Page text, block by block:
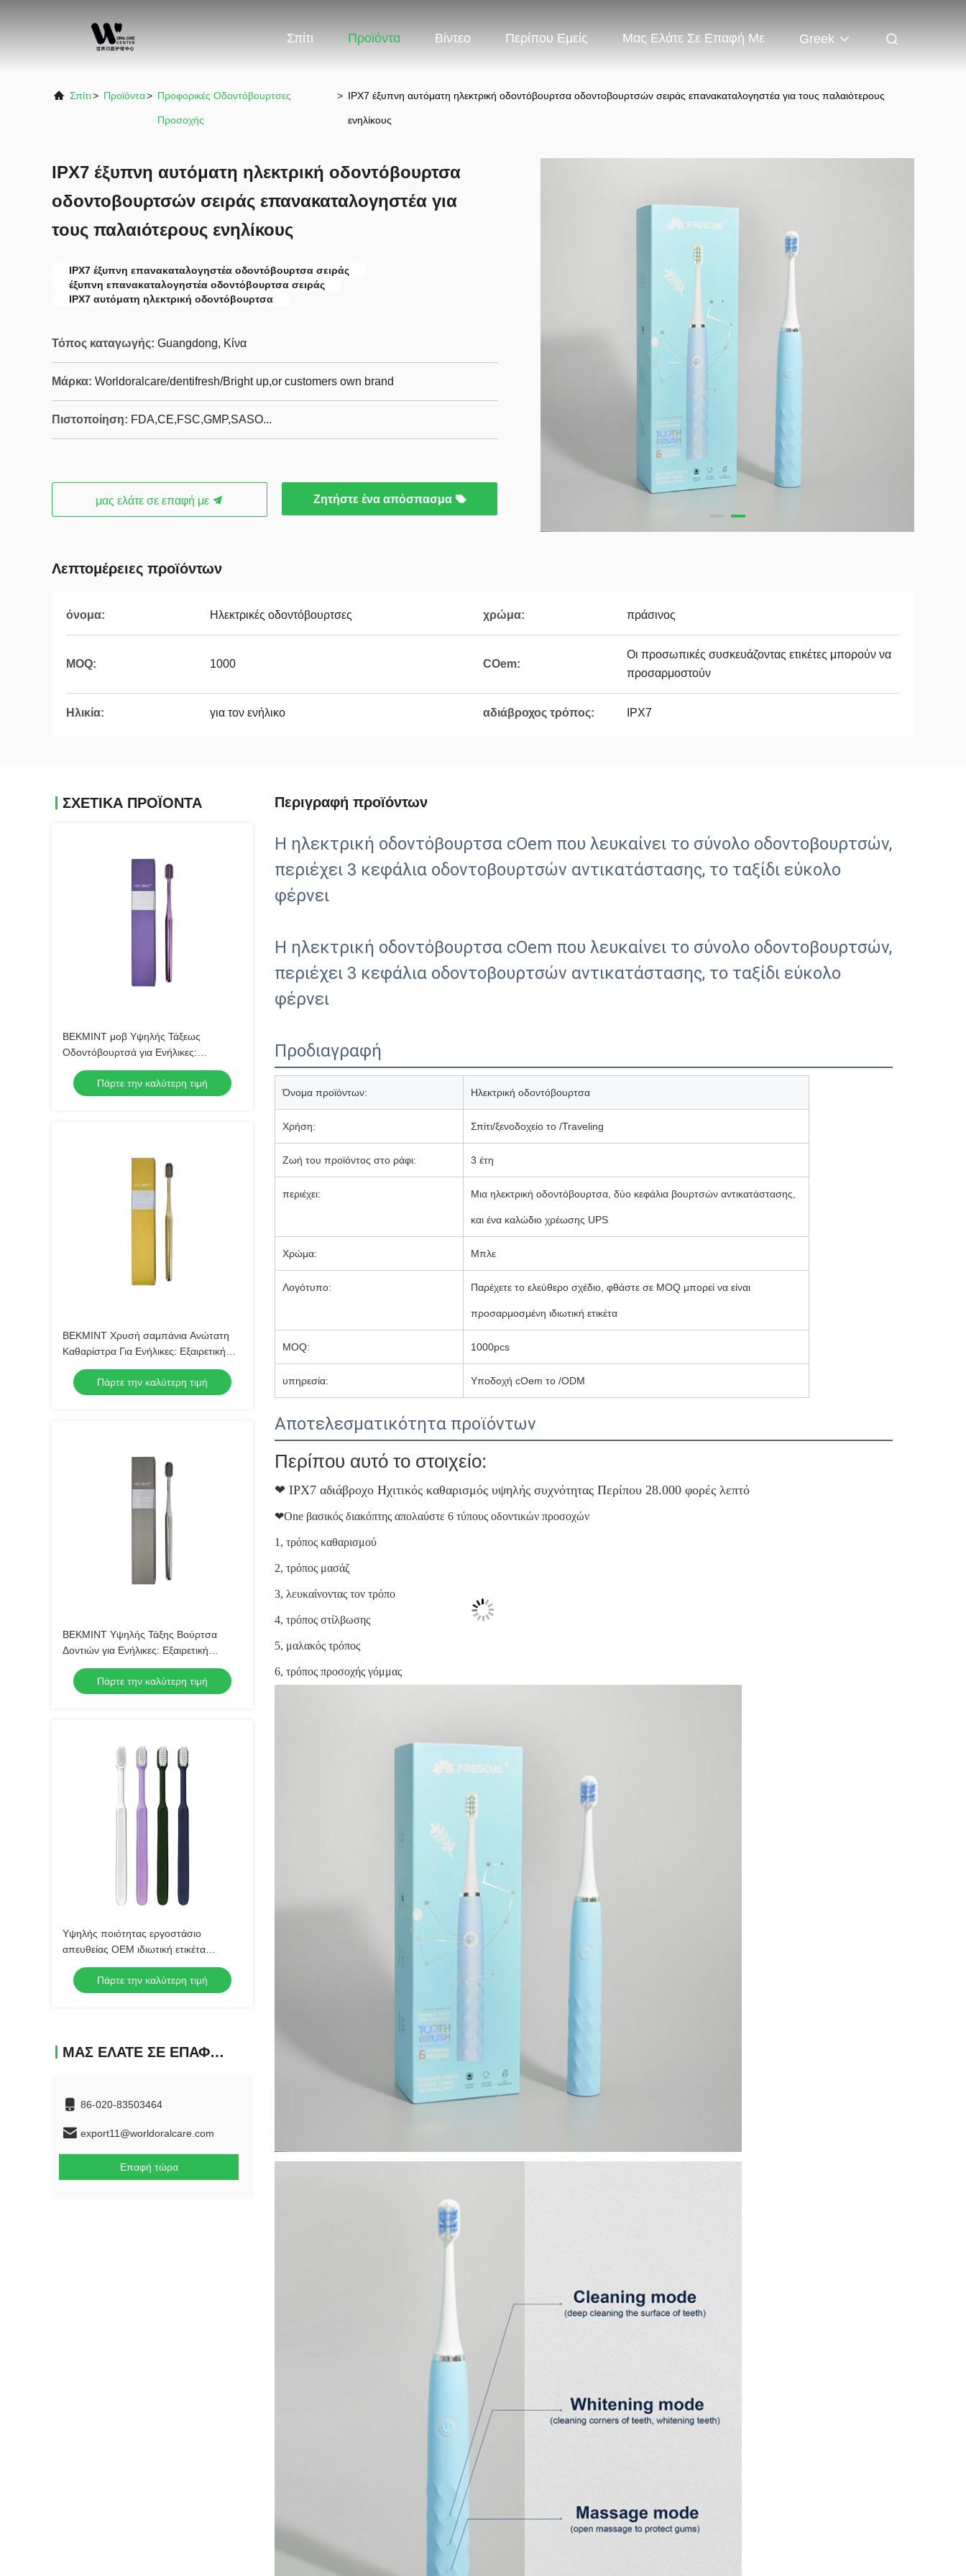
Σπίτι Προϊόντα Βίντεο Περίπου Εμείς Μας Ελάτε Σε Επαφή Με Greek
Σπίτι> Προϊόντα> Προφορικές Οδοντόβουρτσες
Προσοχής
> IPX7 έξυπνη αυτόματη ηλεκτρική οδοντόβουρτσα οδοντοβουρτσών σειράς επανακαταλογηστέα για τους παλαιότερους
ενηλίκους
IPX7 έξυπνη αυτόματη ηλεκτρική οδοντόβουρτσα
οδοντοβουρτσών σειράς επανακαταλογηστέα για
τους παλαιότερους ενηλίκους
IPX7 έξυπνη επανακαταλογηστέα οδοντόβουρτσα σειράς
έξυπνη επανακαταλογηστέα οδοντόβουρτσα σειράς
IPX7 αυτόματη ηλεκτρική οδοντόβουρτσα
Τόπος καταγωγής: Guangdong, Κίνα
Μάρκα: Worldoralcare/dentifresh/Bright up,or customers own brand
Πιστοποίηση: FDA,CE,FSC,GMP,SASO...
μας ελάτε σε επαφή με Ζητήστε ένα απόσπασμα
Λεπτομέρειες προϊόντων
όνομα: Ηλεκτρικές οδοντόβουρτσες χρώμα: πράσινος
MOQ: 1000 COem:
Οι προσωπικές συσκευάζοντας ετικέτες μπορούν να
προσαρμοστούν
Ηλικία: για τον ενήλικο αδιάβροχος τρόπος: IPX7
ΣΧΕΤΙΚΆ ΠΡΟΪΌΝΤΑ
ΒΕΚΜΙΝΤ μοβ Υψηλής Τάξεως
Οδοντόβουρτσά για Ενήλικες:
Εξαιρετικό Σχεδιασμό για Εξαιρετική
στοματική Υγιεινή, Ιδανική για Ημερήσια
Χρήση
Πάρτε την καλύτερη τιμή
ΒΕΚΜΙΝΤ Χρυσή σαμπάνια Ανώτατη
Καθαρίστρα Για Ενήλικες: Εξαιρετική
σχεδίαση για ανώτερη στοματική
υγιεινή, ιδανική για καθημερινή χρήση
Πάρτε την καλύτερη τιμή
ΒΕΚΜΙΝΤ Υψηλής Τάξης Βούρτσα
Δοντιών για Ενήλικες: Εξαιρετική
σχεδίαση για ανώτερη στοματική
υγιεινή, τέλεια για καθημερινή χρήση
Πάρτε την καλύτερη τιμή
Υψηλής ποιότητας εργοστάσιο
απευθείας OEM ιδιωτική ετικέτα
χονδρική κρυστάλλινη οδοντόβουρτσα
πλαστικό χειροκίνητο μαλακό βούρτσα
οδοντόβουρτσα ενηλίκων
Πάρτε την καλύτερη τιμή
ΜΑΣ ΕΛΆΤΕ ΣΕ ΕΠΑΦΉ ΜΕ
86-020-83503464
export11@worldoralcare.com
Επαφή τώρα
Περιγραφή προϊόντων
Η ηλεκτρική οδοντόβουρτσα cOem που λευκαίνει το σύνολο οδοντοβουρτσών,
περιέχει 3 κεφάλια οδοντοβουρτσών αντικατάστασης, το ταξίδι εύκολο
φέρνει
Η ηλεκτρική οδοντόβουρτσα cOem που λευκαίνει το σύνολο οδοντοβουρτσών,
περιέχει 3 κεφάλια οδοντοβουρτσών αντικατάστασης, το ταξίδι εύκολο
φέρνει
Προδιαγραφή
Όνομα προϊόντων: Ηλεκτρική οδοντόβουρτσα
Χρήση: Σπίτι/ξενοδοχείο το /Traveling
Ζωή του προϊόντος στο ράφι: 3 έτη
περιέχει: Μια ηλεκτρική οδοντόβουρτσα, δύο κεφάλια βουρτσών αντικατάστασης,
και ένα καλώδιο χρέωσης UPS
Χρώμα: Μπλε
Λογότυπο: Παρέχετε το ελεύθερο σχέδιο, φθάστε σε MOQ μπορεί να είναι
προσαρμοσμένη ιδιωτική ετικέτα
MOQ: 1000pcs
υπηρεσία: Υποδοχή cOem το /ODM
Αποτελεσματικότητα προϊόντων
Περίπου αυτό το στοιχείο:
❤ IPX7 αδιάβροχο Ηχιτικός καθαρισμός υψηλής συχνότητας Περίπου 28.000 φορές λεπτό
❤One βασικός διακόπτης απολαύστε 6 τύπους οδοντικών προσοχών
1, τρόπος καθαρισμού
2, τρόπος μασάζ
3, λευκαίνοντας τον τρόπο
4, τρόπος στίλβωσης
5, μαλακός τρόπος
6, τρόπος προσοχής γόμμας